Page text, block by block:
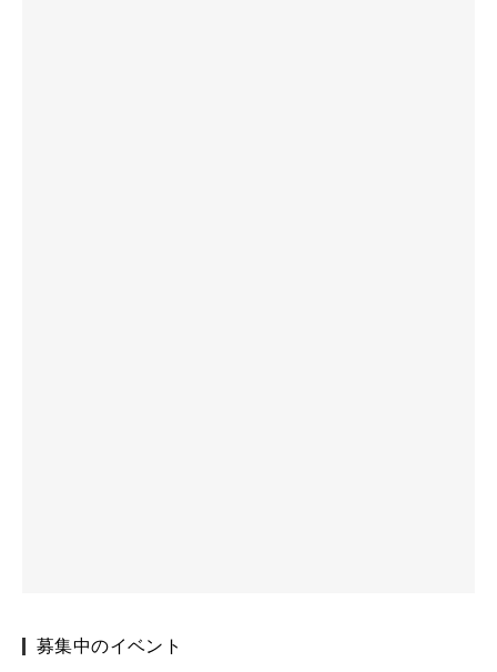
募集中のイベント